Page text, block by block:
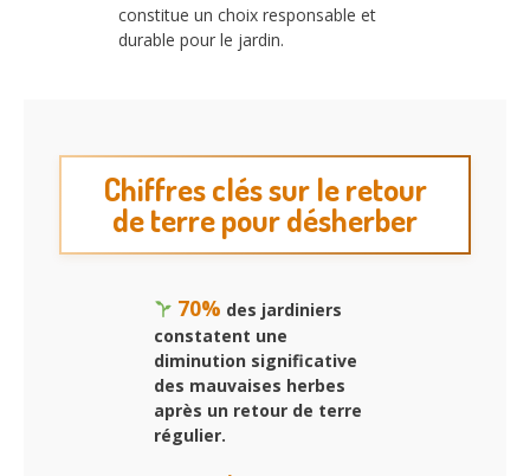
constitue un choix responsable et
durable pour le jardin.
Chiffres clés sur le retour
de terre pour désherber
70% des jardiniers
constatent une
diminution significative
des mauvaises herbes
après un retour de terre
régulier.